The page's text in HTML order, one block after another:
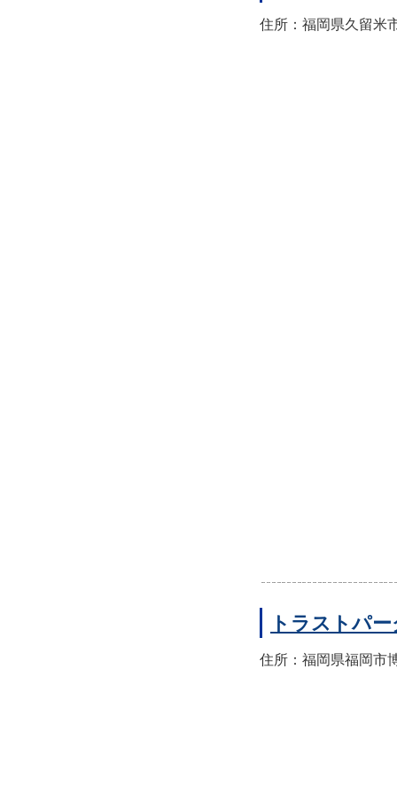
住所：福岡県久留米
トラストパ
住所：福岡県福岡市